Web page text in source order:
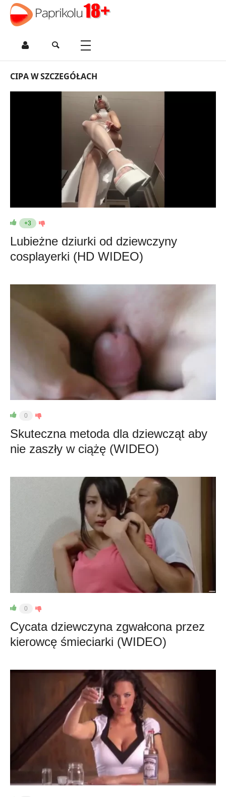
CIPA W SZCZEGÓŁACH
+3
Lubieżne dziurki od dziewczyny
cosplayerki (HD WIDEO)
0
Skuteczna metoda dla dziewcząt aby
nie zaszły w ciążę (WIDEO)
0
Cycata dziewczyna zgwałcona przez
kierowcę śmieciarki (WIDEO)